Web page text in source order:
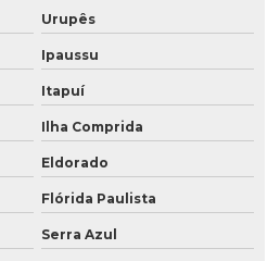
Urupês
Ipaussu
Itapuí
Ilha Comprida
Eldorado
Flórida Paulista
Serra Azul